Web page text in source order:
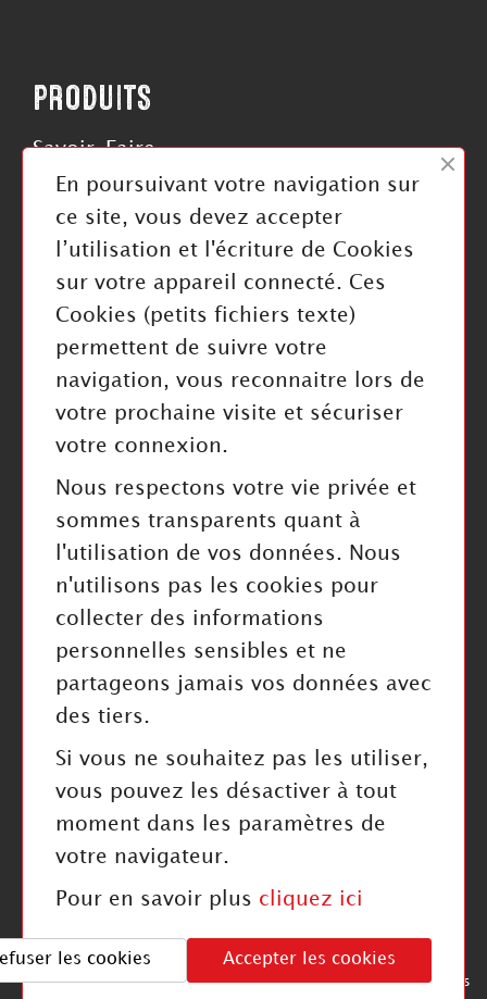
PRODUITS
Savoir-Faire
Roues
Rouleaux
Courroies
INFORMATIONS
Mentions légales
Cookies
RESTEZ INFORMÉ
NOUS SUIVRE
©2025 OTICO. Tous droits réservés
Mentions légales Politique de confidentialité- Cookies
En poursuivant votre navigation sur
ce site, vous devez accepter
l’utilisation et l'écriture de Cookies
sur votre appareil connecté. Ces
Cookies (petits fichiers texte)
permettent de suivre votre
navigation, vous reconnaitre lors de
votre prochaine visite et sécuriser
votre connexion.
Nous respectons votre vie privée et
sommes transparents quant à
l'utilisation de vos données. Nous
n'utilisons pas les cookies pour
collecter des informations
personnelles sensibles et ne
partageons jamais vos données avec
des tiers.
Si vous ne souhaitez pas les utiliser,
vous pouvez les désactiver à tout
moment dans les paramètres de
votre navigateur.
Pour en savoir plus cliquez ici
Accepter les cookies
les cookies